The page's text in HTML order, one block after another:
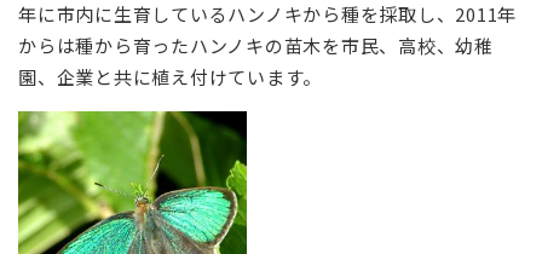
年に市内に生育しているハンノキから種を採取し、2011年
からは種から育ったハンノキの苗木を市民、高校、幼稚
園、企業と共に植え付けています。